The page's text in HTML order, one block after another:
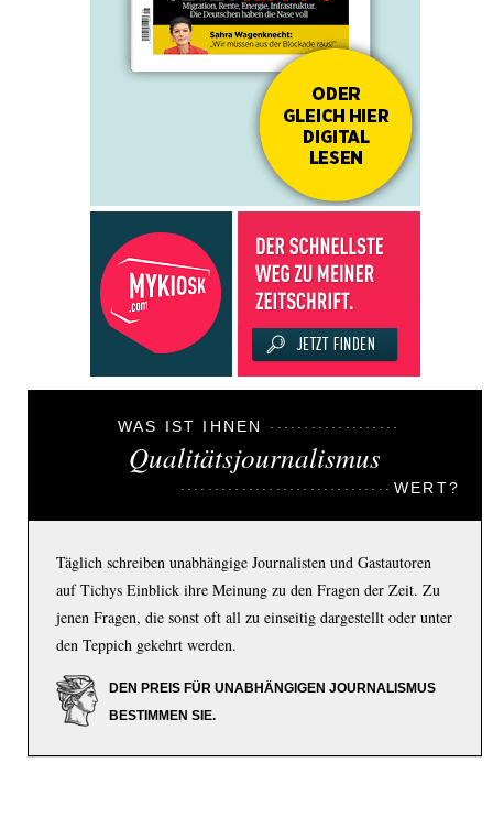
WAS IST IHNEN
Qualitätsjournalismus
WERT?
Täglich schreiben unabhängige Journalisten und Gastautoren
auf Tichys Einblick ihre Meinung zu den Fragen der Zeit. Zu
jenen Fragen, die sonst oft all zu einseitig dargestellt oder unter
den Teppich gekehrt werden.
DEN PREIS FÜR UNABHÄNGIGEN JOURNALISMUS
BESTIMMEN SIE.